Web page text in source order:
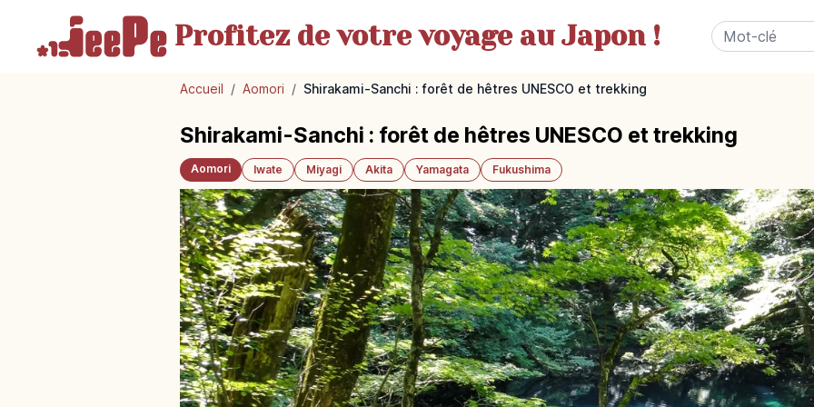
Profitez de votrevoyage au Japon !
Accueil / Aomori / Shirakami-Sanchi : forêt de hêtres UNESCO et trekking
Shirakami-Sanchi : forêt de hêtres UNESCO et trekking
Aomori Iwate Miyagi Akita Yamagata Fukushima